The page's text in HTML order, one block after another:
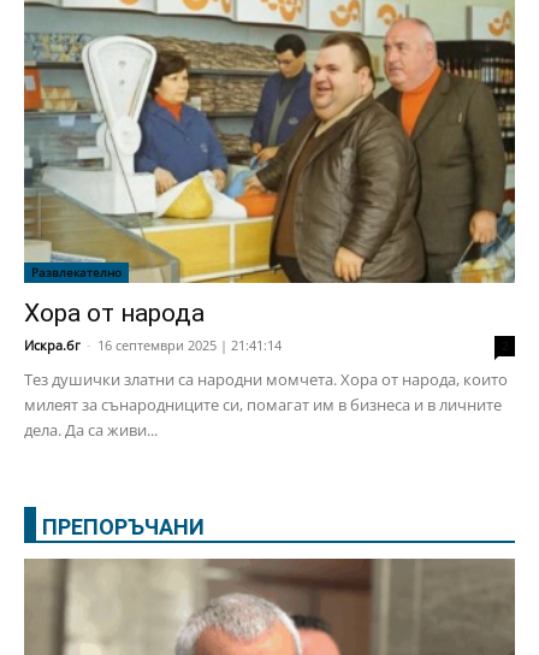
Развлекателно
Хора от народа
Искра.бг - 16 септември 2025 | 21:41:14
Тез душички златни са народни момчета. Хора от народа, които
милеят за сънародниците си, помагат им в бизнеса и в личните
дела. Да са живи...
ПРЕПОРЪЧАНИ